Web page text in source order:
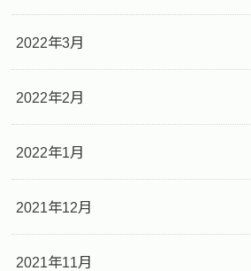
2022年3月
2022年2月
2022年1月
2021年12月
2021年11月